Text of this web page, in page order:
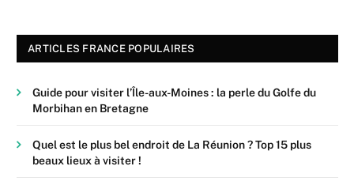
ARTICLES FRANCE POPULAIRES
Guide pour visiter l’Île-aux-Moines : la perle du Golfe du
Morbihan en Bretagne
Quel est le plus bel endroit de La Réunion ? Top 15 plus
beaux lieux à visiter !